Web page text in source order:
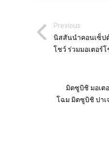
Previous:
นิสสันนำคอนเซ็ป
โชว์ ร่วมมอเตอร์โ
มิตซูบิชิ มอเต
โฉม มิตซูบิชิ ปาเ